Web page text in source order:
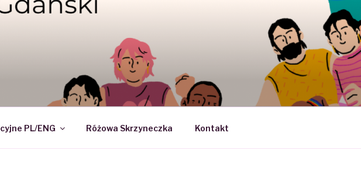
SEKSUOLOGII
PL/ENG Różowa Skrzyneczka Kontakt